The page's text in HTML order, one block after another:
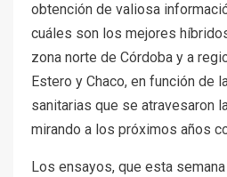
obtención de valiosa
cuáles son los mejores
zona norte de Córdoba y a
Estero y Chaco, en función de
sanitarias que se atravesaron
mirando a los próximos años
Los ensayos, que esta